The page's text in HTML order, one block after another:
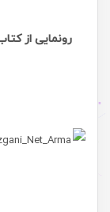
رونمایی از